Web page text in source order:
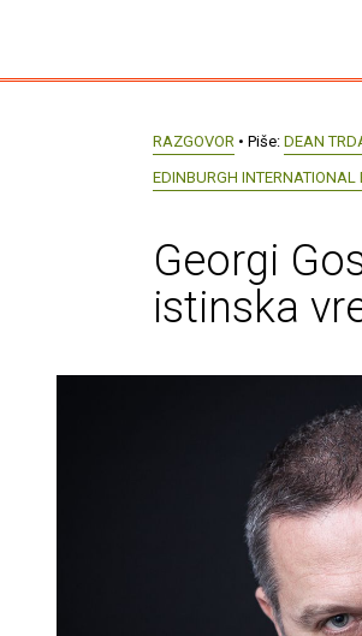
RAZGOVOR • Piše: DEAN
EDINBURGH INTERNATIONAL
Georgi
istinska